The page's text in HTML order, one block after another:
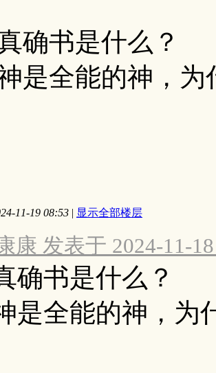
确书是什么？
是全能的神，
11-19 08:53 | 显示全部楼层
康 发表于 2024-11-
确书是什么？
是全能的神，为